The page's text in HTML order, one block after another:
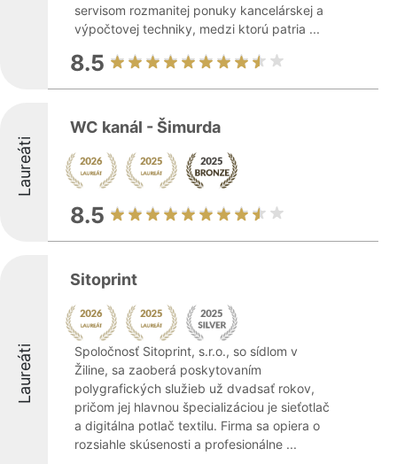
servisom rozmanitej ponuky kancelárskej a
výpočtovej techniky, medzi ktorú patria ...
8.5
Laureáti
WC kanál - Šimurda
8.5
Laureáti
Sitoprint
Spoločnosť Sitoprint, s.r.o., so sídlom v
Žiline, sa zaoberá poskytovaním
polygrafických služieb už dvadsať rokov,
pričom jej hlavnou špecializáciou je sieťotlač
a digitálna potlač textilu. Firma sa opiera o
rozsiahle skúsenosti a profesionálne ...